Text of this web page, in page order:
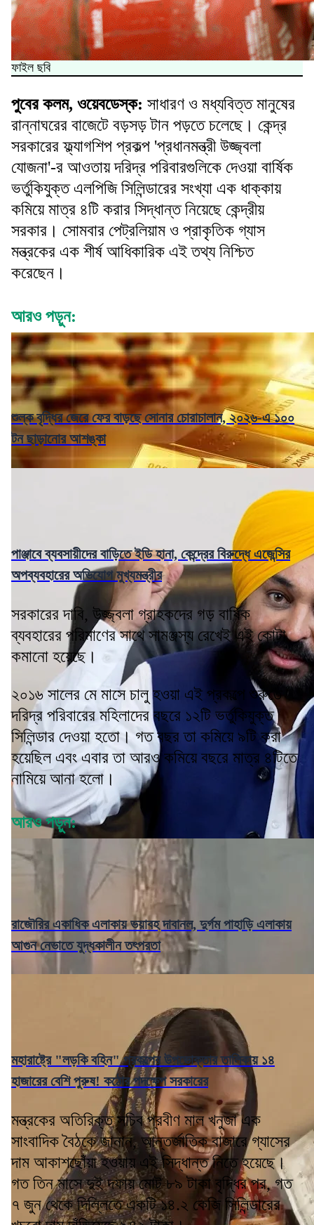
ফাইল ছবি
পুবের কলম, ওয়েবডেস্ক: সাধারণ ও মধ্যবিত্ত মানুষের
রান্নাঘরের বাজেটে বড়সড় টান পড়তে চলেছে। কেন্দ্র
সরকারের ফ্ল্যাগশিপ প্রকল্প 'প্রধানমন্ত্রী উজ্জ্বলা
যোজনা'-র আওতায় দরিদ্র পরিবারগুলিকে দেওয়া বার্ষিক
ভর্তুকিযুক্ত এলপিজি সিলিন্ডারের সংখ্যা এক ধাক্কায়
কমিয়ে মাত্র ৪টি করার সিদ্ধান্ত নিয়েছে কেন্দ্রীয়
সরকার। সোমবার পেট্রলিয়াম ও প্রাকৃতিক গ্যাস
মন্ত্রকের এক শীর্ষ আধিকারিক এই তথ্য নিশ্চিত
করেছেন।
আরও পড়ুন:
শুল্ক বৃদ্ধির জেরে ফের বাড়ছে সোনার চোরাচালান, ২০২৬-এ ১০০
টন ছাড়ানোর আশঙ্কা
পাঞ্জাবে ব্যবসায়ীদের বাড়িতে ইডি হানা, কেন্দ্রের বিরুদ্ধে এজেন্সির
অপব্যবহারের অভিযোগ মুখ্যমন্ত্রীর
সরকারের দাবি, উজ্জ্বলা গ্রাহকদের গড় বার্ষিক
ব্যবহারের পরিমাণের সাথে সামঞ্জস্য রেখেই এই কোটা
কমানো হয়েছে।
২০১৬ সালের মে মাসে চালু হওয়া এই প্রকল্পে শুরুতে
দরিদ্র পরিবারের মহিলাদের বছরে ১২টি ভর্তুকিযুক্ত
সিলিন্ডার দেওয়া হতো। গত বছর তা কমিয়ে ৯টি করা
হয়েছিল এবং এবার তা আরও কমিয়ে বছরে মাত্র ৪টিতে
নামিয়ে আনা হলো।
আরও পড়ুন:
রাজৌরির একাধিক এলাকায় ভয়াবহ দাবানল, দুর্গম পাহাড়ি এলাকায়
আগুন নেভাতে যুদ্ধকালীন তৎপরতা
মহারাষ্ট্রে "লড়কি বহিন" প্রকল্পের উপভোক্তার তালিকায় ১৪
হাজারের বেশি পুরুষ! কঠোর পদক্ষেপ সরকারের
মন্ত্রকের অতিরিক্ত সচিব প্রবীণ মাল খনুজা এক
সাংবাদিক বৈঠকে জানান, আন্তর্জাতিক বাজারে গ্যাসের
দাম আকাশছোঁয়া হওয়ায় এই সিদ্ধান্ত নিতে হয়েছে।
গত তিন মাসে দুই দফায় মোট ৮৯ টাকা বৃদ্ধির পর, গত
৭ জুন থেকে দিল্লিতে একটি ১৪.২ কেজি সিলিন্ডারের